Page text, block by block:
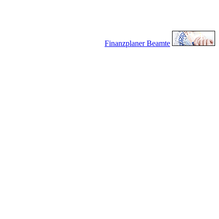
Finanzplaner Beamte